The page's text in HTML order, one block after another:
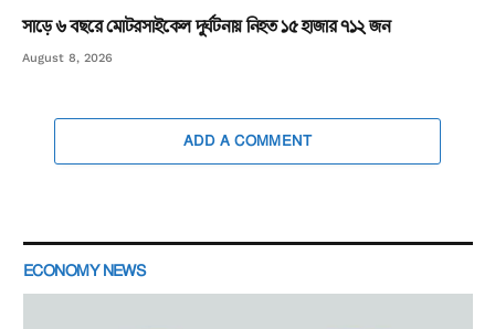
সাড়ে ৬ বছরে মোটরসাইকেল দুর্ঘটনায় নিহত ১৫ হাজার ৭১২ জন
August 8, 2026
ADD A COMMENT
ECONOMY NEWS